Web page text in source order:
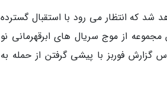
که انتظار می رود با استقبال گسترده
از موج سریال های ابرقهرمانی نو
گزارش فوربز با پیشی گرفتن از حمله به